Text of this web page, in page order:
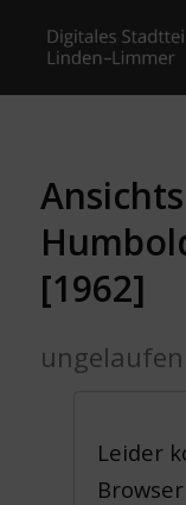
[1962]
ungelaufen
Leider